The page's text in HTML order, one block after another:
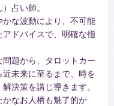
占い師。
な波動により、不可能
ドバイスで、明確な指
題から、タロットカー
未来に至るまで、時を
決策を講じ導きます。
なお人柄も魅了的か